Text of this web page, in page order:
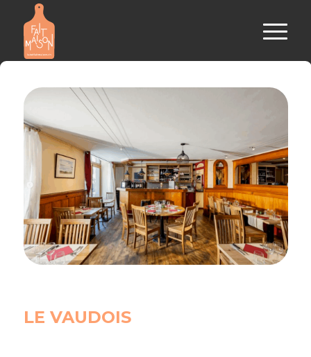
LE VAUDOIS